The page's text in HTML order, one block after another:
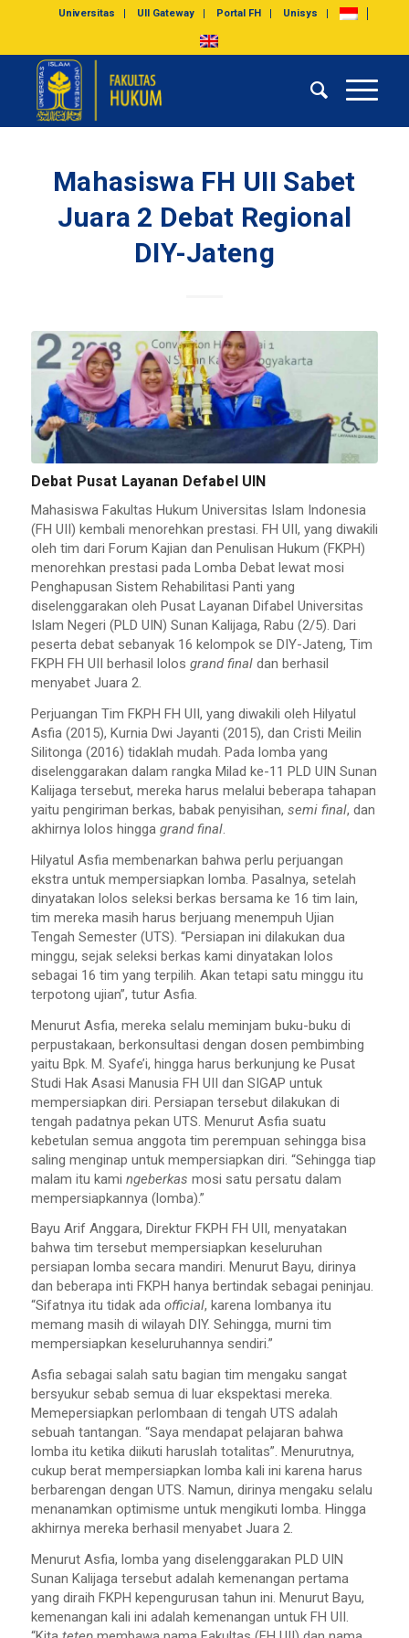
Universitas UII Gateway Portal FH Unisys
Mahasiswa FH UII Sabet
Juara 2 Debat Regional
DIY-Jateng
Debat Pusat Layanan Defabel UIN
Mahasiswa Fakultas Hukum Universitas Islam Indonesia
(FH UII) kembali menorehkan prestasi. FH UII, yang diwakili
oleh tim dari Forum Kajian dan Penulisan Hukum (FKPH)
menorehkan prestasi pada Lomba Debat lewat mosi
Penghapusan Sistem Rehabilitasi Panti yang
diselenggarakan oleh Pusat Layanan Difabel Universitas
Islam Negeri (PLD UIN) Sunan Kalijaga, Rabu (2/5). Dari
peserta debat sebanyak 16 kelompok se DIY-Jateng, Tim
FKPH FH UII berhasil lolos grand finaldan berhasil
menyabet Juara 2.
Perjuangan Tim FKPH FH UII, yang diwakili oleh Hilyatul
Asfia (2015), Kurnia Dwi Jayanti (2015), dan Cristi Meilin
Silitonga (2016) tidaklah mudah. Pada lomba yang
diselenggarakan dalam rangka Milad ke-11 PLD UIN Sunan
Kalijaga tersebut, mereka harus melalui beberapa tahapan
yaitu pengiriman berkas, babak penyisihan, semi final, dan
akhirnya lolos hingga grand final.
Hilyatul Asfia membenarkan bahwa perlu perjuangan
ekstra untuk mempersiapkan lomba. Pasalnya, setelah
dinyatakan lolos seleksi berkas bersama ke 16 tim lain,
tim mereka masih harus berjuang menempuh Ujian
Tengah Semester (UTS). “Persiapan ini dilakukan dua
minggu, sejak seleksi berkas kami dinyatakan lolos
sebagai 16 tim yang terpilih. Akan tetapi satu minggu itu
terpotong ujian”, tutur Asfia.
Menurut Asfia, mereka selalu meminjam buku-buku di
perpustakaan, berkonsultasi dengan dosen pembimbing
yaitu Bpk. M. Syafe’i, hingga harus berkunjung ke Pusat
Studi Hak Asasi Manusia FH UII dan SIGAP untuk
mempersiapkan diri. Persiapan tersebut dilakukan di
tengah padatnya pekan UTS. Menurut Asfia suatu
kebetulan semua anggota tim perempuan sehingga bisa
saling menginap untuk mempersiapkan diri. “Sehingga tiap
malam itu kami ngeberkas mosi satu persatu dalam
mempersiapkannya (lomba).”
Bayu Arif Anggara, Direktur FKPH FH UII, menyatakan
bahwa tim tersebut mempersiapkan keseluruhan
persiapan lomba secara mandiri. Menurut Bayu, dirinya
dan beberapa inti FKPH hanya bertindak sebagai peninjau.
“Sifatnya itu tidak ada official, karena lombanya itu
memang masih di wilayah DIY. Sehingga, murni tim
mempersiapkan keseluruhannya sendiri.”
Asfia sebagai salah satu bagian tim mengaku sangat
bersyukur sebab semua di luar ekspektasi mereka.
Memepersiapkan perlombaan di tengah UTS adalah
sebuah tantangan. “Saya mendapat pelajaran bahwa
lomba itu ketika diikuti haruslah totalitas”. Menurutnya,
cukup berat mempersiapkan lomba kali ini karena harus
berbarengan dengan UTS. Namun, dirinya mengaku selalu
menanamkan optimisme untuk mengikuti lomba. Hingga
akhirnya mereka berhasil menyabet Juara 2.
Menurut Asfia, lomba yang diselenggarakan PLD UIN
Sunan Kalijaga tersebut adalah kemenangan pertama
yang diraih FKPH kepengurusan tahun ini. Menurut Bayu,
kemenangan kali ini adalah kemenangan untuk FH UII.